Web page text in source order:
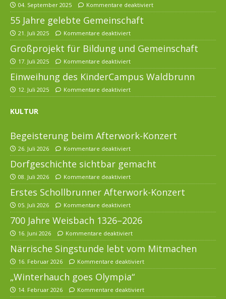
04. September 2025 Kommentare deaktiviert
55 Jahre gelebte Gemeinschaft
21. Juli 2025 Kommentare deaktiviert
Großprojekt für Bildung und Gemeinschaft
17. Juli 2025 Kommentare deaktiviert
Einweihung des KinderCampus Waldbrunn
12. Juli 2025 Kommentare deaktiviert
KULTUR
Begeisterung beim Afterwork-Konzert
26. Juli 2026 Kommentare deaktiviert
Dorfgeschichte sichtbar gemacht
08. Juli 2026 Kommentare deaktiviert
Erstes Schollbrunner Afterwork-Konzert
05. Juli 2026 Kommentare deaktiviert
700 Jahre Weisbach 1326–2026
16. Juni 2026 Kommentare deaktiviert
Närrische Singstunde lebt vom Mitmachen
16. Februar 2026 Kommentare deaktiviert
„Winterhauch goes Olympia“
14. Februar 2026 Kommentare deaktiviert